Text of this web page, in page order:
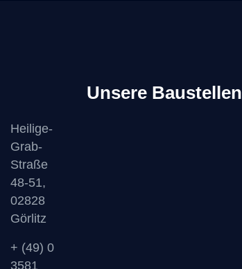
Heilige-
Grab-
Straße
48-51,
02828
Görlitz
+ (49) 0
3581
Unsere Baustellen